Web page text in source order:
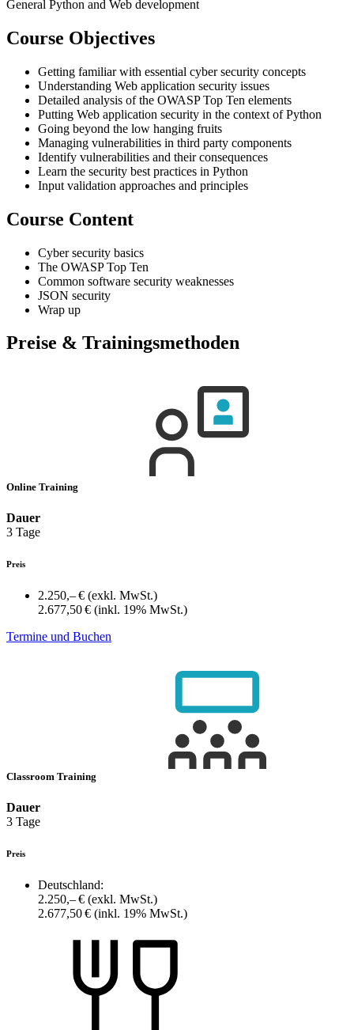
General Python and Web development
Course Objectives
Getting familiar with essential cyber security concepts
Understanding Web application security issues
Detailed analysis of the OWASP Top Ten elements
Putting Web application security in the context of Python
Going beyond the low hanging fruits
Managing vulnerabilities in third party components
Identify vulnerabilities and their consequences
Learn the security best practices in Python
Input validation approaches and principles
Course Content
Cyber security basics
The OWASP Top Ten
Common software security weaknesses
JSON security
Wrap up
Preise & Trainingsmethoden
Online Training
Dauer
3 Tage
Preis
2.250,– € (exkl. MwSt.)
2.677,50 € (inkl. 19% MwSt.)
Termine und Buchen
Classroom Training
Dauer
3 Tage
Preis
Deutschland:
2.250,– € (exkl. MwSt.)
2.677,50 € (inkl. 19% MwSt.)